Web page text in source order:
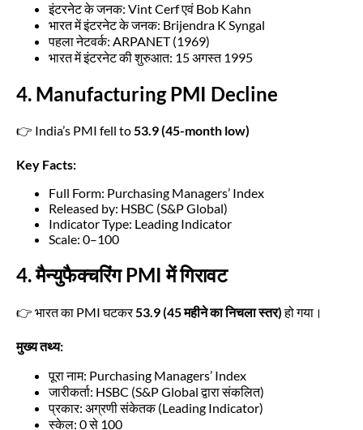
इंटरनेट के जनक: Vint Cerf एवं Bob Kahn
भारत में इंटरनेट के जनक: Brijendra K Syngal
पहला नेटवर्क: ARPANET (1969)
भारत में इंटरनेट की शुरुआत: 15 अगस्त 1995
4. Manufacturing PMI Decline
👉 India’s PMI fell to53.9 (45-month low)
Key Facts:
Full Form: Purchasing Managers’ Index
Released by: HSBC (S&P Global)
Indicator Type: Leading Indicator
Scale: 0–100
4. मैन्युफैक्चरिंग PMI में गिरावट
👉 भारत का PMI घटकर53.9 (45 महीने का निचला स्तर)हो गया।
मुख्य तथ्य:
पूरा नाम: Purchasing Managers’ Index
जारीकर्ता: HSBC (S&P Global द्वारा संकलित)
प्रकार: अग्रणी संकेतक (Leading Indicator)
स्केल: 0 से 100